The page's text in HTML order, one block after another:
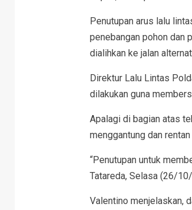
Penutupan arus lalu
penebangan pohon dan
dialihkan ke jalan
Direktur Lalu Lintas
dilakukan guna
Apalagi di bagian atas
menggantung dan
“Penutupan untuk
Tatareda, Selasa (26/
Valentino menjelaskan,